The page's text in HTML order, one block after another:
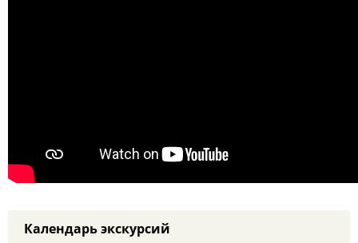
Календарь экскурсий